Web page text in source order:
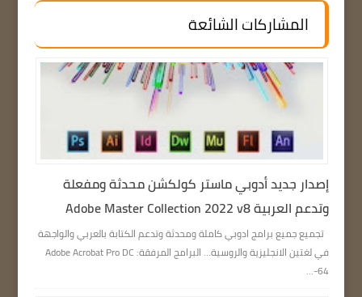
المشاركات الشائعة
إصدار جديد أدوبي ماستر كولكشن محدثة ومفعلة
وتدعم العربية Adobe Master Collection 2022 v8
تجميع جميع برامج ادوبي كاملة ومحدثة وتدعم الكتابة بالعربي والواجهة
في لغتين الانجليزية والروسية… البرامج المرفقة: Adobe Acrobat Pro DC
64-...